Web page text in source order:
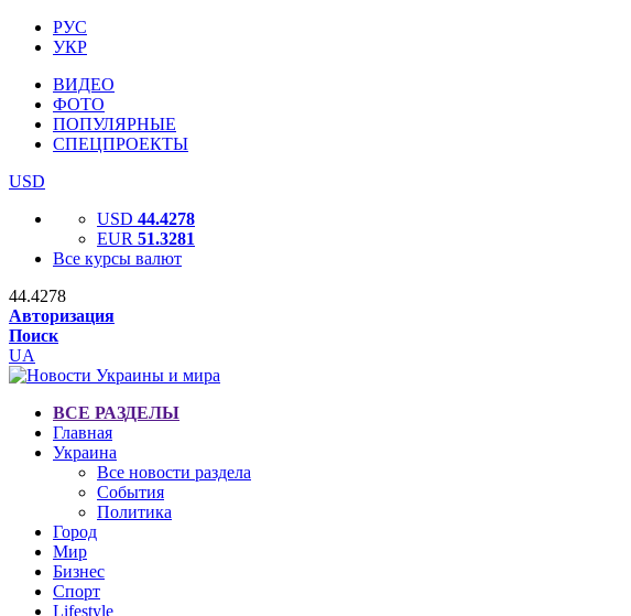
РУС
УКР
ВИДЕО
ФОТО
ПОПУЛЯРНЫЕ
СПЕЦПРОЕКТЫ
USD
USD 44.4278
EUR 51.3281
Все курсы валют
44.4278
Авторизация
Поиск
UA
ВСЕ РАЗДЕЛЫ
Главная
Украина
Все новости раздела
События
Политика
Город
Мир
Бизнес
Спорт
Lifestyle